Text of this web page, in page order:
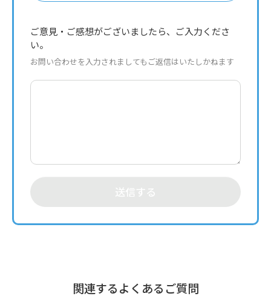
ご意見・ご感想がございましたら、ご入力くださ
い。
お問い合わせを入力されましてもご返信はいたしかねます
送信する
関連するよくあるご質問